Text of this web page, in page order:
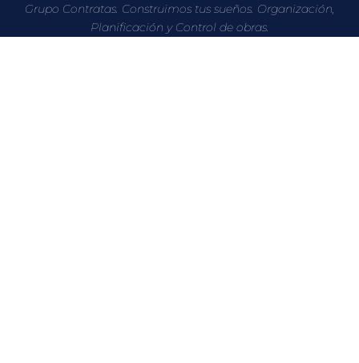
Grupo Contratas. Construimos tus sueños. Organización,
Planificación y Control de obras.